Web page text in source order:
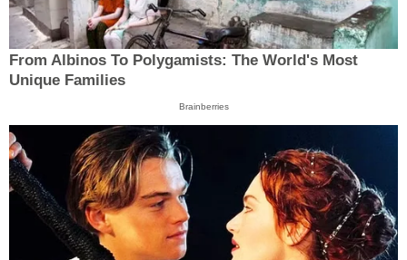
From Albinos To Polygamists: The World's Most
Unique Families
Brainberries